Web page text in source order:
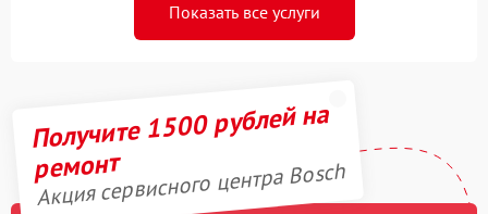
Показать все услуги
Получите 1500 рублей на
ремонт
Акция сервисного центра Bosch